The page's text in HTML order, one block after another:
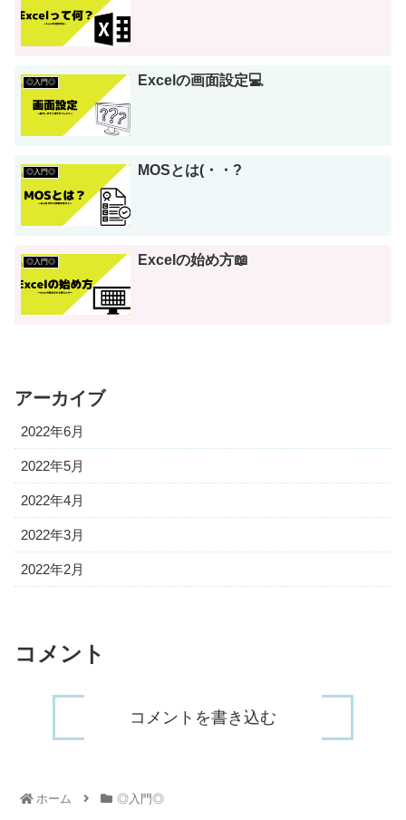
◎入門◎ Excelの画面設定💻
◎入門◎ MOSとは(・・?
◎入門◎ Excelの始め方📖
アーカイブ
2022年6月
2022年5月
2022年4月
2022年3月
2022年2月
コメント
コメントを書き込む
ホーム ◎入門◎